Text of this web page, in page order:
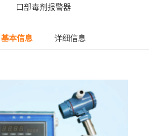
口部毒剂报警器
基本信息 详细信息